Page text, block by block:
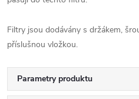
Filtry jsou dodávány s držákem,
příslušnou vložkou.
Parametry produktu